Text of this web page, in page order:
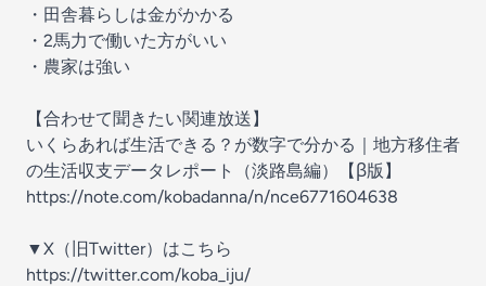
・田舎暮らしは金がかかる
・2馬力で働いた方がいい
・農家は強い
【合わせて聞きたい関連放送】
いくらあれば生活できる？が数字で分かる｜地方移住者
の生活収支データレポート（淡路島編）【β版】
https://note.com/kobadanna/n/nce6771604638
▼X（旧Twitter）はこちら
https://twitter.com/koba_iju/